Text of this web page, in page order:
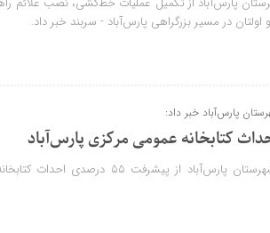
اولتان در مسیر بزرگراهی پارس‌آباد - سربند خبر داد.
پارس‌آباد خبر داد:
رئیس اداره راه و شهرسازی شهرستان پارس‌آباد از